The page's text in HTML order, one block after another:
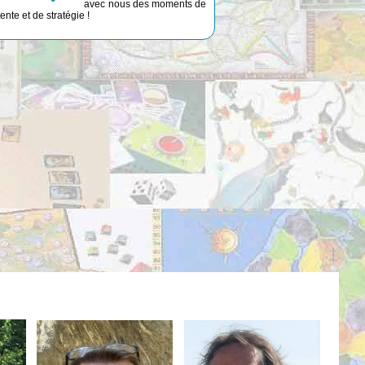
avec nous des moments de
et de stratégie !